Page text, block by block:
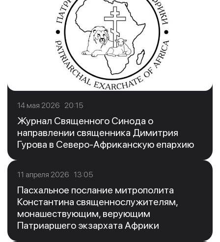
14 мая 2026 20:15
Журнал Священного Синода о
направлении священника Димитрия
Гурова в Северо-Африканскую епархию
11 апреля 2026 13:05
Пасхальное послание митрополита
Константина священнослужителям,
монашествующим, верующим
Патриаршего экзархата Африки